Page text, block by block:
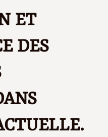
ET
DES